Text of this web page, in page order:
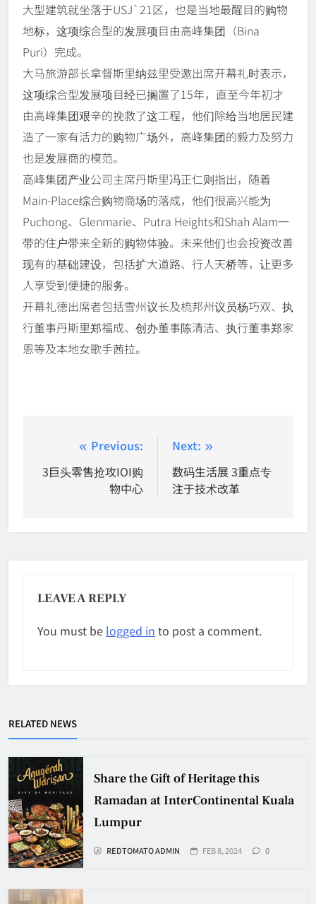
大型建筑就坐落于USJ`21区，也是当地最醒目的购物
地标，这项综合型的发展项目由高峰集团（Bina
Puri）完成。
大马旅游部长拿督斯里纳兹里受邀出席开幕礼时表示，
这项综合型发展项目经已搁置了15年，直至今年初才
由高峰集团艰辛的挽救了这工程，他们除给当地居民建
造了一家有活力的购物广场外，高峰集团的毅力及努力
也是发展商的模范。
高峰集团产业公司主席丹斯里冯正仁则指出，随着
Main-Place综合购物商场的落成，他们很高兴能为
Puchong、Glenmarie、Putra Heights和Shah Alam一
带的住户带来全新的购物体验。未来他们也会投资改善
现有的基础建设，包括扩大道路、行人天桥等，让更多
人享受到便捷的服务。
开幕礼德出席者包括雪州议长及梳邦州议员杨巧双、执
行董事丹斯里郑福成、创办董事陈清洁、执行董事郑家
恩等及本地女歌手茜拉。
navigation
Previous:
3巨头零售抢攻IOI购
物中心
Next:
数码生活展 3重点专
注于技术改革
LEAVE A REPLY
You must be logged in to post a comment.
RELATED NEWS
Share the Gift of Heritage this
Ramadan at InterContinental Kuala
Lumpur
REDTOMATO ADMIN FEB 8, 2024 0